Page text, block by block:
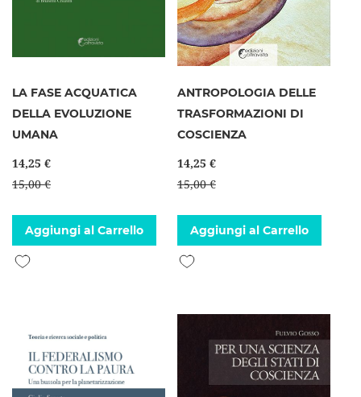
LA FASE ACQUATICA
DELLA EVOLUZIONE
UMANA
14,25 €
15,00 €
Aggiungi al Carrello
Aggiungi alla lista desideri
ANTROPOLOGIA DELLE
TRASFORMAZIONI DI
COSCIENZA
14,25 €
15,00 €
Aggiungi al Carrello
Aggiungi alla lista desideri